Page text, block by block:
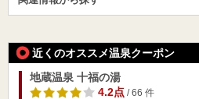
近くのオススメ温泉クーポン
地蔵温泉 十福の湯
4.2点/ 66 件